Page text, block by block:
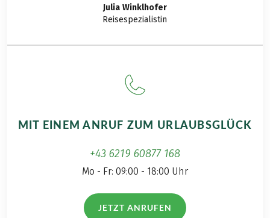
Julia Winklhofer
Reisespezialistin
MIT EINEM ANRUF ZUM URLAUBSGLÜCK
+43 6219 60877 168
Mo - Fr: 09:00 - 18:00 Uhr
JETZT ANRUFEN(LINK ÖFFNET IN NEUEM TAB)